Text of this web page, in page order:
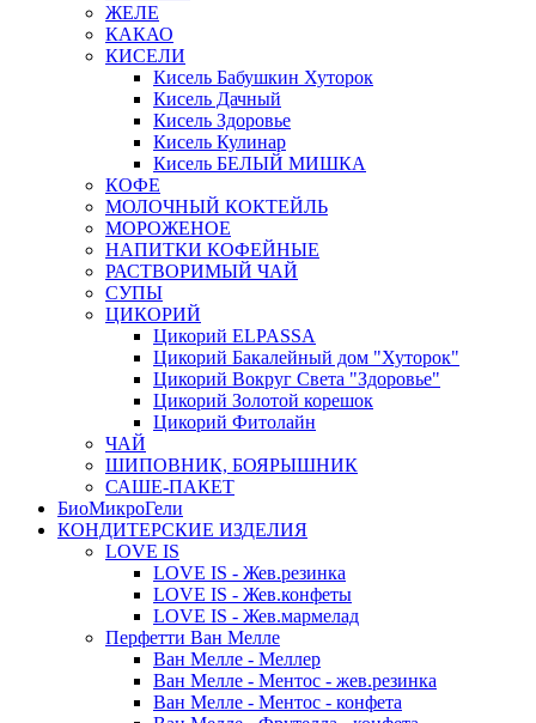
ЖЕЛЕ
КАКАО
КИСЕЛИ
Кисель Бабушкин Хуторок
Кисель Дачный
Кисель Здоровье
Кисель Кулинар
Кисель БЕЛЫЙ МИШКА
КОФЕ
МОЛОЧНЫЙ КОКТЕЙЛЬ
МОРОЖЕНОЕ
НАПИТКИ КОФЕЙНЫЕ
РАСТВОРИМЫЙ ЧАЙ
СУПЫ
ЦИКОРИЙ
Цикорий ELPASSA
Цикорий Бакалейный дом "Хуторок"
Цикорий Вокруг Света "Здоровье"
Цикорий Золотой корешок
Цикорий Фитолайн
ЧАЙ
ШИПОВНИК, БОЯРЫШНИК
САШЕ-ПАКЕТ
БиоМикроГели
КОНДИТЕРСКИЕ ИЗДЕЛИЯ
LOVE IS
LOVE IS - Жев.резинка
LOVE IS - Жев.конфеты
LOVE IS - Жев.мармелад
Перфетти Ван Мелле
Ван Мелле - Меллер
Ван Мелле - Ментос - жев.резинка
Ван Мелле - Ментос - конфета